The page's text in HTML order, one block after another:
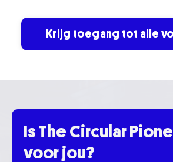
Krijg toegang tot alle
Is The Circular
voor jou?